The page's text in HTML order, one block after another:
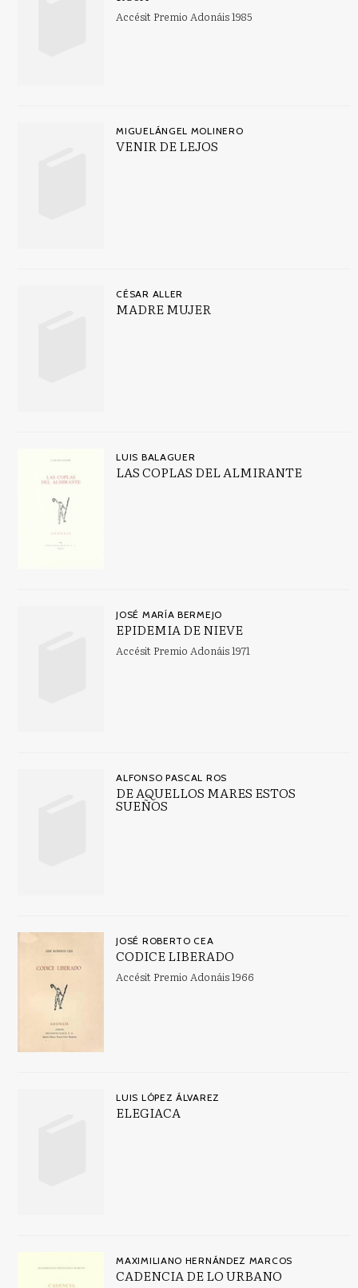
Accésit Premio Adonáis 1985
MIGUELÁNGEL MOLINERO
VENIR DE LEJOS
CÉSAR ALLER
MADRE MUJER
LUIS BALAGUER
LAS COPLAS DEL ALMIRANTE
JOSÉ MARÍA BERMEJO
EPIDEMIA DE NIEVE
Accésit Premio Adonáis 1971
ALFONSO PASCAL ROS
DE AQUELLOS MARES ESTOS
SUEÑOS
JOSÉ ROBERTO CEA
CODICE LIBERADO
Accésit Premio Adonáis 1966
LUIS LÓPEZ ÁLVAREZ
ELEGIACA
MAXIMILIANO HERNÁNDEZ MARCOS
CADENCIA DE LO URBANO